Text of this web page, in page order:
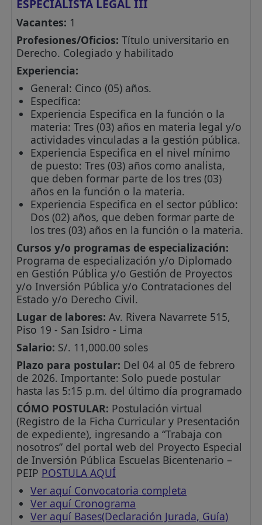
ESPECIALISTA LEGAL III
Vacantes: 1
Profesiones/Oficios: Título universitario en
Derecho. Colegiado y habilitado
Experiencia:
General: Cinco (05) años.
Específica:
Experiencia Especifica en la función o la
materia: Tres (03) años en materia legal y/o
actividades vinculadas a la gestión pública.
Experiencia Especifica en el nivel mínimo
de puesto: Tres (03) años como analista,
que deben formar parte de los tres (03)
años en la función o la materia.
Experiencia Especifica en el sector público:
Dos (02) años, que deben formar parte de
los tres (03) años en la función o la materia.
Cursos y/o programas de especialización:
Programa de especialización y/o Diplomado
en Gestión Pública y/o Gestión de Proyectos
y/o Inversión Pública y/o Contrataciones del
Estado y/o Derecho Civil.
Lugar de labores: Av. Rivera Navarrete 515,
Piso 19 - San Isidro - Lima
Salario: S/. 11,000.00 soles
Plazo para postular: Del 04 al 05 de febrero
de 2026. Importante: Solo puede postular
hasta las 5:15 p.m. del último día programado
CÓMO POSTULAR: Postulación virtual
(Registro de la Ficha Curricular y Presentación
de expediente), ingresando a “Trabaja con
nosotros” del portal web del Proyecto Especial
de Inversión Pública Escuelas Bicentenario –
PEIP POSTULA AQUÍ
Ver aquí Convocatoria completa
Ver aquí Cronograma
Ver aquí Bases(Declaración Jurada, Guía)